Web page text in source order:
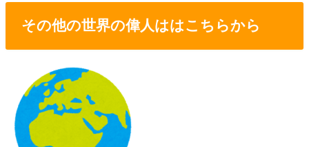
その他の世界の偉人ははこちらから